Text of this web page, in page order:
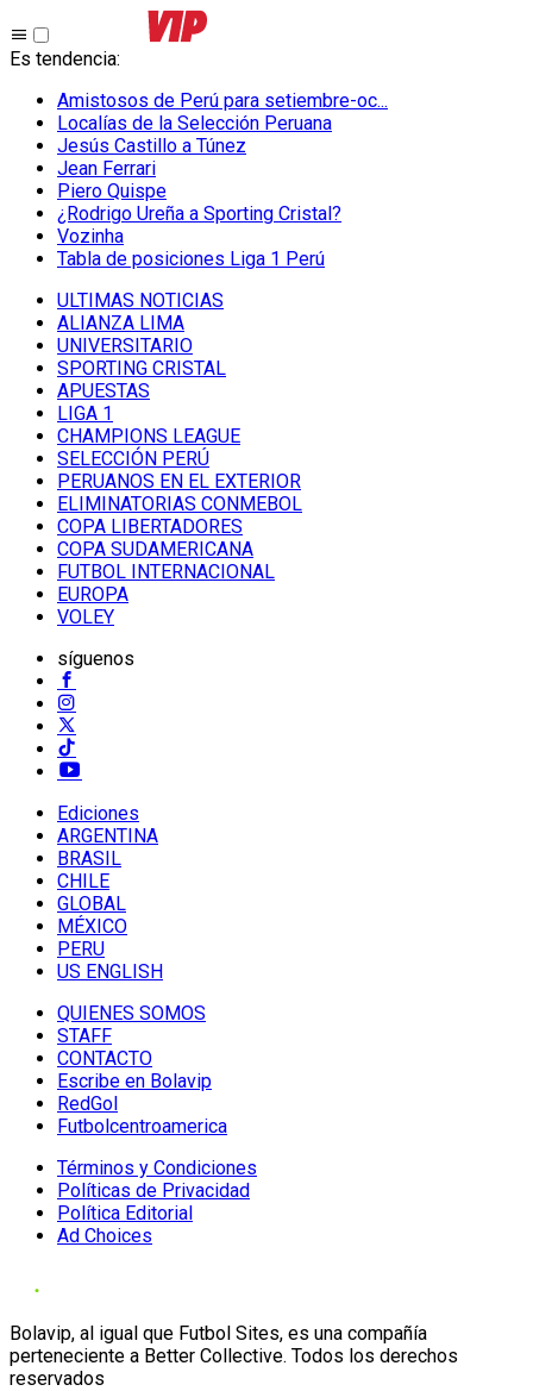
Es tendencia:
Amistosos de Perú para setiembre-oc...
Localías de la Selección Peruana
Jesús Castillo a Túnez
Jean Ferrari
Piero Quispe
¿Rodrigo Ureña a Sporting Cristal?
Vozinha
Tabla de posiciones Liga 1 Perú
ULTIMAS NOTICIAS
ALIANZA LIMA
UNIVERSITARIO
SPORTING CRISTAL
APUESTAS
LIGA 1
CHAMPIONS LEAGUE
SELECCIÓN PERÚ
PERUANOS EN EL EXTERIOR
ELIMINATORIAS CONMEBOL
COPA LIBERTADORES
COPA SUDAMERICANA
FUTBOL INTERNACIONAL
EUROPA
VOLEY
síguenos
Ediciones
ARGENTINA
BRASIL
CHILE
GLOBAL
MÉXICO
PERU
US ENGLISH
QUIENES SOMOS
STAFF
CONTACTO
Escribe en Bolavip
RedGol
Futbolcentroamerica
Términos y Condiciones
Políticas de Privacidad
Política Editorial
Ad Choices
Bolavip, al igual que Futbol Sites, es una compañía
perteneciente a Better Collective. Todos los derechos
reservados